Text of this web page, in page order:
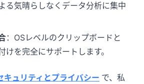
る気晴らしなくデータ分析に集中
：OSレベルのクリップボードと
けを完全にサポートします。
キュリティとプライバシー で、私